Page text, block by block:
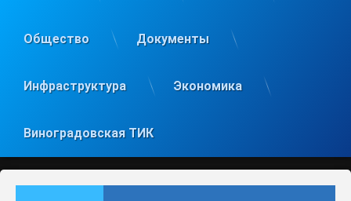
Общество Документы
Инфраструктура Экономика
Виноградовская ТИК